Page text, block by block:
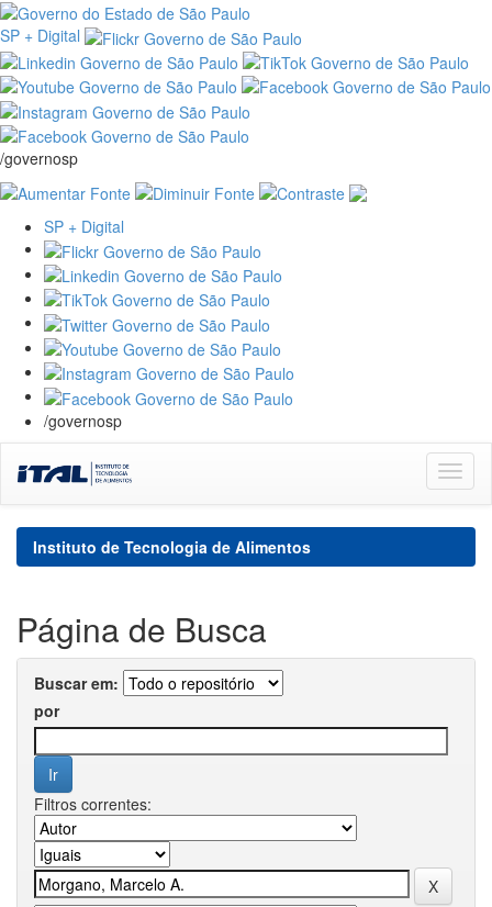
SP + Digital
/governosp
SP + Digital
/governosp
navigation
Instituto de Tecnologia de Alimentos
Página de Busca
Buscar em:
por
Filtros correntes: